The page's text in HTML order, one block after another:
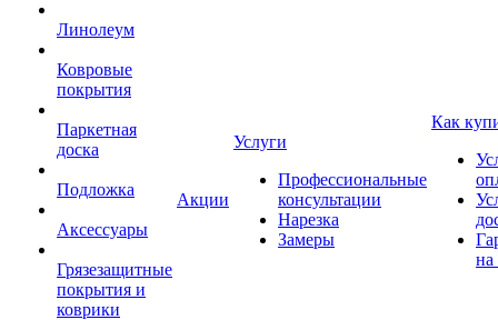
Линолеум
Ковровые
покрытия
Паркетная
доска
Подложка
Аксессуары
Грязезащитные
покрытия и
коврики
Акции
Услуги
Профессиональные
консультации
Нарезка
Замеры
Как
на